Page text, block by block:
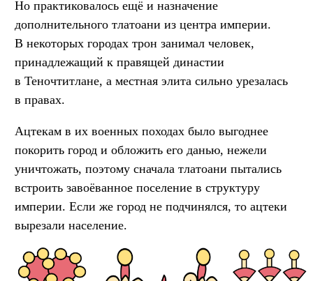
Но практиковалось ещё и назначение
дополнительного тлатоани из центра империи.
В некоторых городах трон занимал человек,
принадлежащий к правящей династии
в Теночтитлане, а местная элита сильно урезалась
в правах.
Ацтекам в их военных походах было выгоднее
покорить город и обложить его данью, нежели
уничтожать, поэтому сначала тлатоани пытались
встроить завоёванное поселение в структуру
империи. Если же город не подчинялся, то ацтеки
вырезали население.